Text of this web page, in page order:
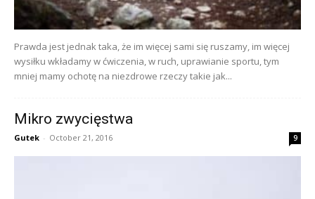
Prawda jest jednak taka, że im więcej sami się ruszamy, im więcej
wysiłku wkładamy w ćwiczenia, w ruch, uprawianie sportu, tym
mniej mamy ochotę na niezdrowe rzeczy takie jak...
Mikro zwycięstwa
Gutek - October 21, 2016 9